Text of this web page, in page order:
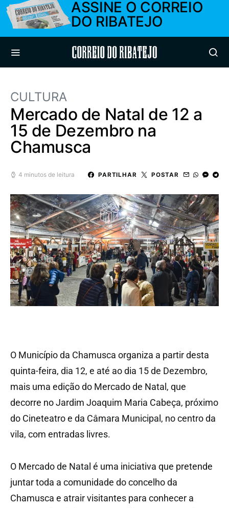
ASSINE O CORREIO
DO RIBATEJO
Correio do Ribatejo
CULTURA
Mercado de Natal de 12 a
15 de Dezembro na
Chamusca
4 minutos de leitura PARTILHAR POSTAR
O Município da Chamusca organiza a partir desta
quinta-feira, dia 12, e até ao dia 15 de Dezembro,
mais uma edição do Mercado de Natal, que
decorre no Jardim Joaquim Maria Cabeça, próximo
do Cineteatro e da Câmara Municipal, no centro da
vila, com entradas livres.
O Mercado de Natal é uma iniciativa que pretende
juntar toda a comunidade do concelho da
Chamusca e atrair visitantes para conhecer a